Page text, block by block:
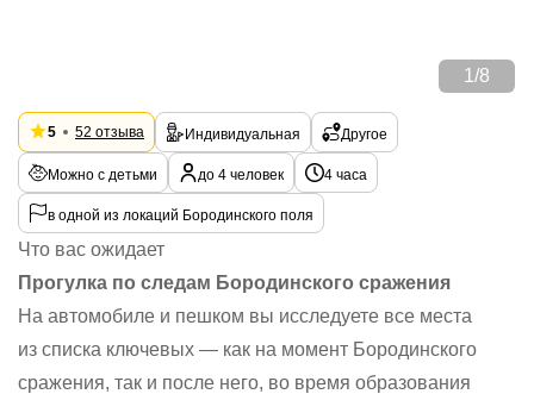
1 /8
5 52 отзыва Индивидуальная Другое
Можно с детьми до 4 человек 4 часа
в одной из локаций Бородинского поля
Что вас ожидает
Прогулка по следам Бородинского сражения
На автомобиле и пешком вы исследуете все места
из списка ключевых — как на момент Бородинского
сражения, так и после него, во время образования